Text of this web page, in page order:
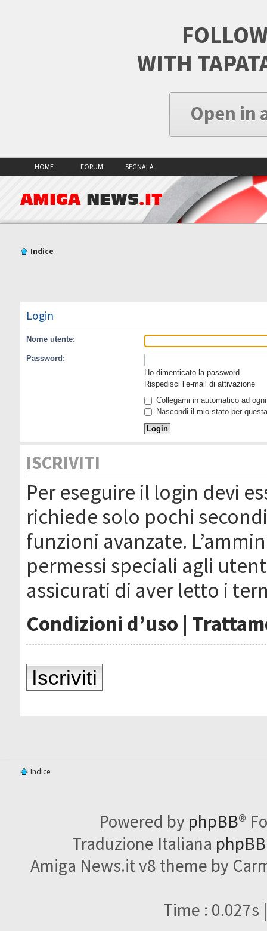
WITH
Open in
HOME FORUM SEGNALA
AMIGA NEWS.IT
Indice
Login
Nome utente:
Password:
Ho dimenticato la password
Rispedisci l’e-mail di attivazione
Collegami in automatico ad
Nascondi il mio stato per
ISCRIVITI
Per eseguire il login devi
richiede solo pochi
funzioni avanzate.
permessi speciali agli
assicurati di aver letto i
Condizioni d’uso |
Iscriviti
Indice
Powered by phpBB®
Traduzione Italiana
Amiga News.it v8 theme by
Time : 0.027s